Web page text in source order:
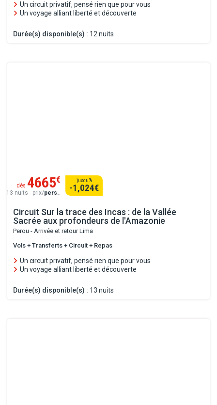
Un circuit privatif, pensé rien que pour vous
Un voyage alliant liberté et découverte
Durée(s) disponible(s) : 12 nuits
Circuit Sur la trace des Incas : de la Vallée
Sacrée aux profondeurs de l'Amazonie
Perou - Arrivée et retour Lima
Vols + Transferts + Circuit + Repas
Un circuit privatif, pensé rien que pour vous
Un voyage alliant liberté et découverte
Durée(s) disponible(s) : 13 nuits
dès 4665€
13 nuits - prix/pers..
jusqu’à
-1,024€